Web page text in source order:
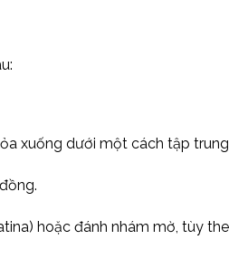
xuống dưới một cách tập
hoặc đánh nhám mờ, tùy